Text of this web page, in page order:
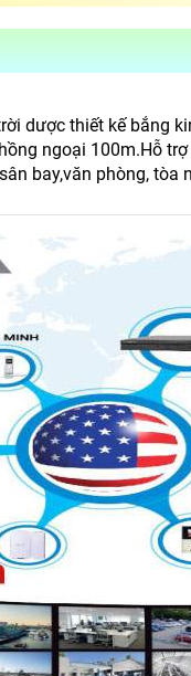
dược thiết kế bắng
ngoại 100m.Hỗ
bay,văn phòng, tòa